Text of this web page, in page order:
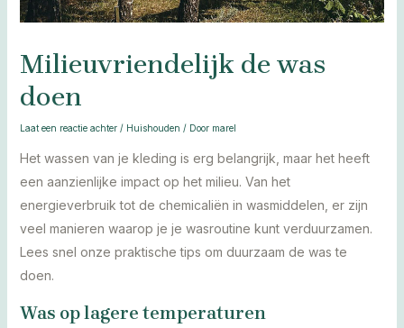
Milieuvriendelijk de was
doen
Laat een reactie achter / Huishouden / Door marel
Het wassen van je kleding is erg belangrijk, maar het heeft
een aanzienlijke impact op het milieu. Van het
energieverbruik tot de chemicaliën in wasmiddelen, er zijn
veel manieren waarop je je wasroutine kunt verduurzamen.
Lees snel onze praktische tips om duurzaam de was te
doen.
Was op lagere temperaturen